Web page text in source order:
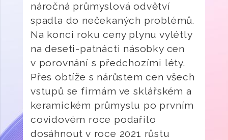
náročná průmyslová odvětví
spadla do nečekaných problémů.
Na konci roku ceny plynu vylétly
na deseti-patnácti násobky cen
v porovnání s předchozími léty.
Přes obtíže s nárůstem cen všech
vstupů se firmám ve sklářském a
keramickém průmyslu po prvním
covidovém roce podařilo
dosáhnout v roce 2021 růstu